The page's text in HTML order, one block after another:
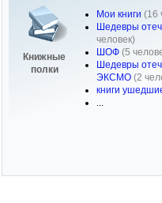
Книжные
полки
Мои книги (16
Шедевры
человек)
ШОФ (5
Шедевры
ЭКСМО (2
книги
...